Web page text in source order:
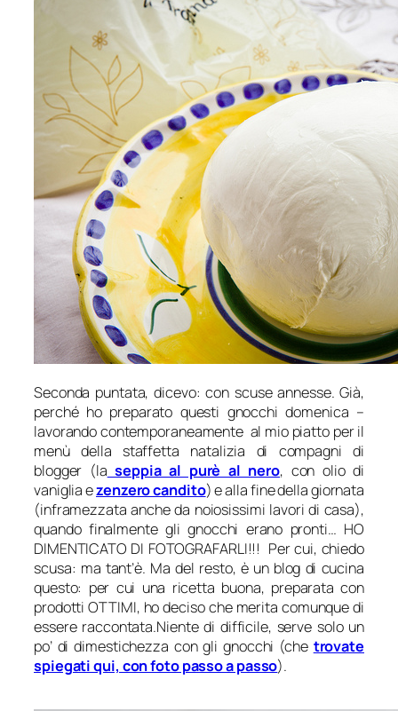
Seconda puntata, dicevo: con scuse annesse. Già,
perché ho preparato questi gnocchi domenica –
lavorando contemporaneamente al mio piatto per il
menù della staffetta natalizia di compagni di
blogger (la seppia al purè al nero, con olio di
vaniglia ezenzero candito) e alla fine della giornata
(inframezzata anche da noiosissimi lavori di casa),
quando finalmente gli gnocchi erano pronti… HO
DIMENTICATO DI FOTOGRAFARLI!!! Per cui, chiedo
scusa: ma tant’è. Ma del resto, è un blog di cucina
questo: per cui una ricetta buona, preparata con
prodotti OTTIMI, ho deciso che merita comunque di
essere raccontata.Niente di difficile, serve solo un
po’ di dimestichezza con gli gnocchi (che trovate
spiegati qui, con foto passo a passo).